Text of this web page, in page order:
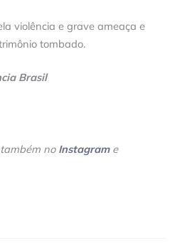
violência e grave ameaça e
tombado.
Brasil
no Instagrame